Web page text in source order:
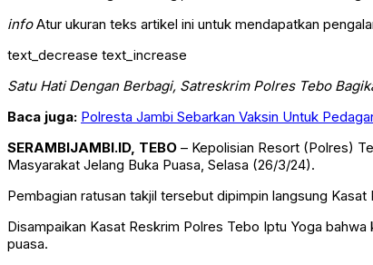
infoAtur ukuran teks artikel ini untuk mendapatkan
text_decrease text_increase
Satu Hati Dengan Berbagi, Satreskrim Polres Tebo
Baca juga: Polresta Jambi Sebarkan Vaksin Untuk
SERAMBIJAMBI.ID, TEBO – Kepolisian Resort (Polres)
Masyarakat Jelang Buka Puasa, Selasa (26/3/24).
Pembagian ratusan takjil tersebut dipimpin langsung
Disampaikan Kasat Reskrim Polres Tebo Iptu Yoga
puasa.